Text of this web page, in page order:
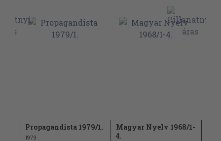
Propagandista 1979/1.
1979
Magyar Nyelv 1968/1-
4.